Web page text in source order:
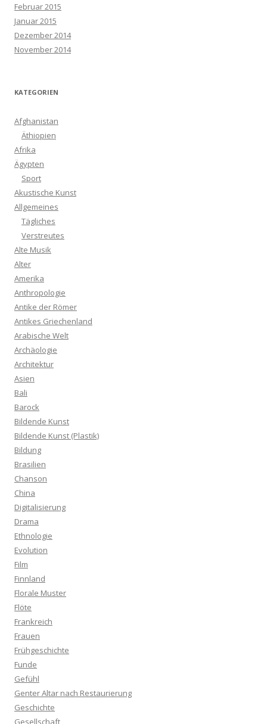
Februar 2015
Januar 2015
Dezember 2014
November 2014
KATEGORIEN
Afghanistan
Äthiopien
Afrika
Ägypten
Sport
Akustische Kunst
Allgemeines
Tägliches
Verstreutes
Alte Musik
Alter
Amerika
Anthropologie
Antike der Römer
Antikes Griechenland
Arabische Welt
Archäologie
Architektur
Asien
Bali
Barock
Bildende Kunst
Bildende Kunst (Plastik)
Bildung
Brasilien
Chanson
China
Digitalisierung
Drama
Ethnologie
Evolution
Film
Finnland
Florale Muster
Flöte
Frankreich
Frauen
Frühgeschichte
Funde
Gefühl
Genter Altar nach Restaurierung
Geschichte
Gesellschaft